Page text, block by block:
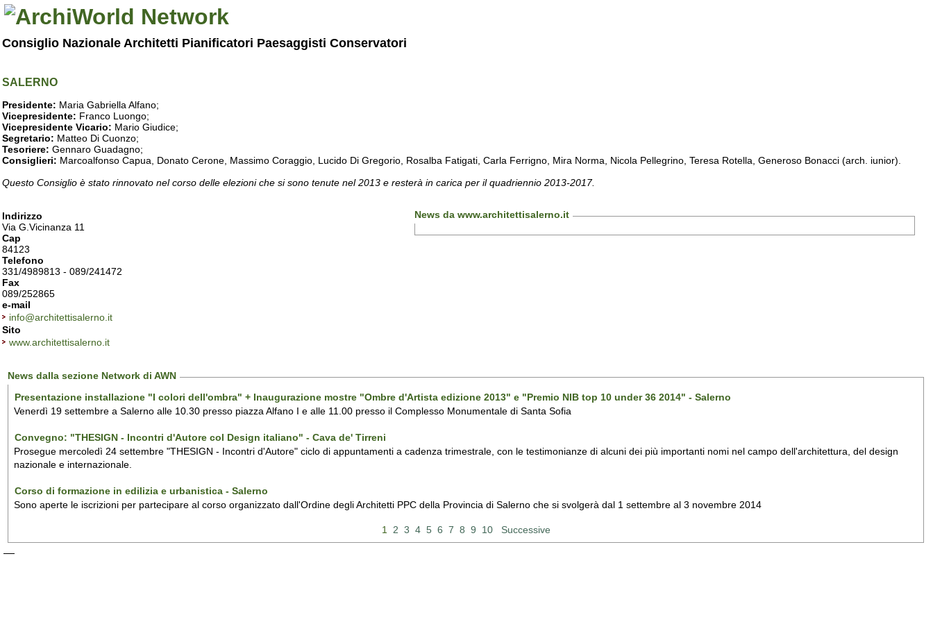
Consiglio Nazionale Architetti Pianificatori Paesaggisti Conservatori
SALERNO
Presidente: Maria Gabriella Alfano;
Vicepresidente: Franco Luongo;
Vicepresidente Vicario: Mario Giudice;
Segretario: Matteo Di Cuonzo;
Tesoriere: Gennaro Guadagno;
Consiglieri: Marcoalfonso Capua, Donato Cerone, Massimo Coraggio, Lucido Di Gregorio, Rosalba Fatigati, Carla Ferrigno, Mira Norma, Nicola Pellegrino, Teresa Rotella, Generoso Bonacci (arch. iunior).
Questo Consiglio è stato rinnovato nel corso delle elezioni che si sono tenute nel 2013 e resterà in carica per il quadriennio 2013-2017.
Indirizzo
Via G.Vicinanza 11
Cap
84123
Telefono
331/4989813 - 089/241472
Fax
089/252865
e-mail
info@architettisalerno.it
Sito
www.architettisalerno.it
News da www.architettisalerno.it
News dalla sezione Network di AWN
Presentazione installazione "I colori dell'ombra" + Inaugurazione mostre "Ombre d'Artista edizione 2013" e "Premio NIB top 10 under 36 2014" - Salerno
Venerdì 19 settembre a Salerno alle 10.30 presso piazza Alfano I e alle 11.00 presso il Complesso Monumentale di Santa Sofia
Convegno: "THESIGN - Incontri d'Autore col Design italiano" - Cava de' Tirreni
Prosegue mercoledì 24 settembre "THESIGN - Incontri d'Autore" ciclo di appuntamenti a cadenza trimestrale, con le testimonianze di alcuni dei più importanti nomi nel campo dell'architettura, del design
nazionale e internazionale.
Corso di formazione in edilizia e urbanistica - Salerno
Sono aperte le iscrizioni per partecipare al corso organizzato dall'Ordine degli Architetti PPC della Provincia di Salerno che si svolgerà dal 1 settembre al 3 novembre 2014
1 2 3 4 5 6 7 8 9 10 Successive